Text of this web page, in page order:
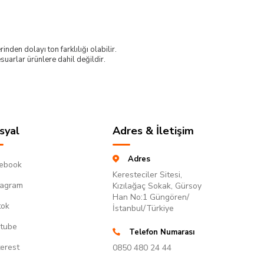
dolayı ton farklılığı olabilir.
ürünlere dahil değildir.
Adres & İletişim
Adres
Keresteciler Sitesi,
Kızılağaç Sokak, Gürsoy
Han No:1 Güngören/
İstanbul/Türkiye
Telefon Numarası
0850 480 24 44